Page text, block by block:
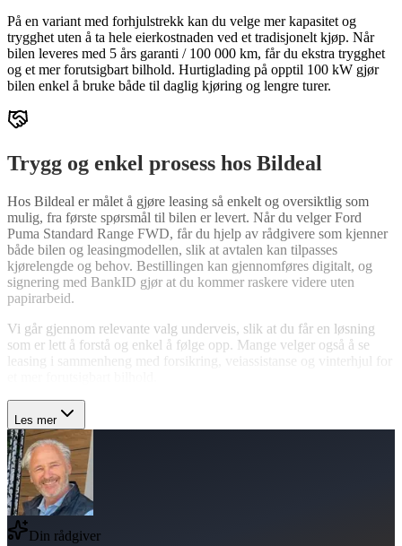
På en variant med forhjulstrekk kan du velge mer kapasitet og
trygghet uten å ta hele eierkostnaden ved et tradisjonelt kjøp. Når
bilen leveres med 5 års garanti / 100 000 km, får du ekstra trygghet
og et mer forutsigbart bilhold. Hurtiglading på opptil 100 kW gjør
bilen enkel å bruke både til daglig kjøring og lengre turer.
Trygg og enkel prosess hos Bildeal
Hos Bildeal er målet å gjøre leasing så enkelt og oversiktlig som
mulig, fra første spørsmål til bilen er levert. Når du velger Ford
Puma Standard Range FWD, får du hjelp av rådgivere som kjenner
både bilen og leasingmodellen, slik at avtalen kan tilpasses
kjørelengde og behov. Bestillingen kan gjennomføres digitalt, og
signering med BankID gjør at du kommer raskere videre uten
papirarbeid.
Vi går gjennom relevante valg underveis, slik at du får en løsning
som er lett å forstå og enkel å følge opp. Mange velger også å se
leasing i sammenheng med forsikring, veiassistanse og vinterhjul for
Les mer
Din rådgiver